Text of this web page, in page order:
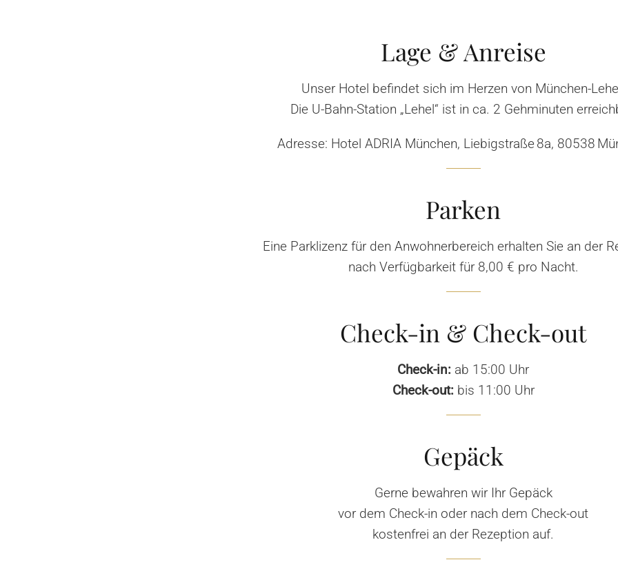
Lage & Anreise
Unser Hotel befindet sich im Herzen von München-
Die U-Bahn-Station „Lehel“ ist in ca. 2 Gehminuten
Adresse: Hotel ADRIA München, Liebigstraße 8a, 80538
Parken
Eine Parklizenz für den Anwohnerbereich erhalten Sie an der
nach Verfügbarkeit für 8,00 € pro Nacht.
Check-in & Check-out
Check-in: ab 15:00 Uhr
Check-out: bis 11:00 Uhr
Gepäck
Gerne bewahren wir Ihr Gepäck
vor dem Check-in oder nach dem Check-out
kostenfrei an der Rezeption auf.